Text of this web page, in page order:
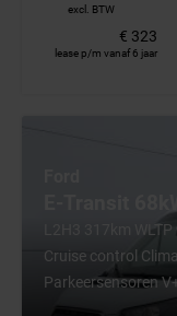
excl. BTW
€ 323
lease p/m vanaf 6 jaar
E-Transit
L2H3 317km
Cruise control
Parkeersensoren